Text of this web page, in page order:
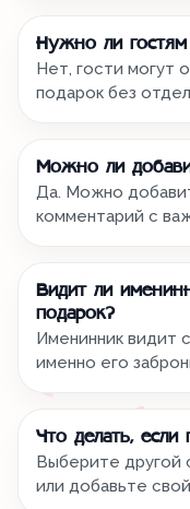
Нужно ли гостям
Нет, гости могут
подарок без
Можно ли
Да. Можно
комментарий с
Видит ли
подарок?
Именинник видит
именно его
Что делать,
Выберите другой
или добавьте